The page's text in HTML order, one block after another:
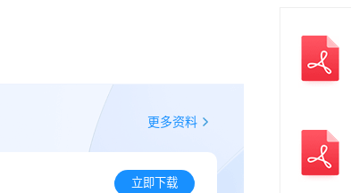
更多资料
立即下载